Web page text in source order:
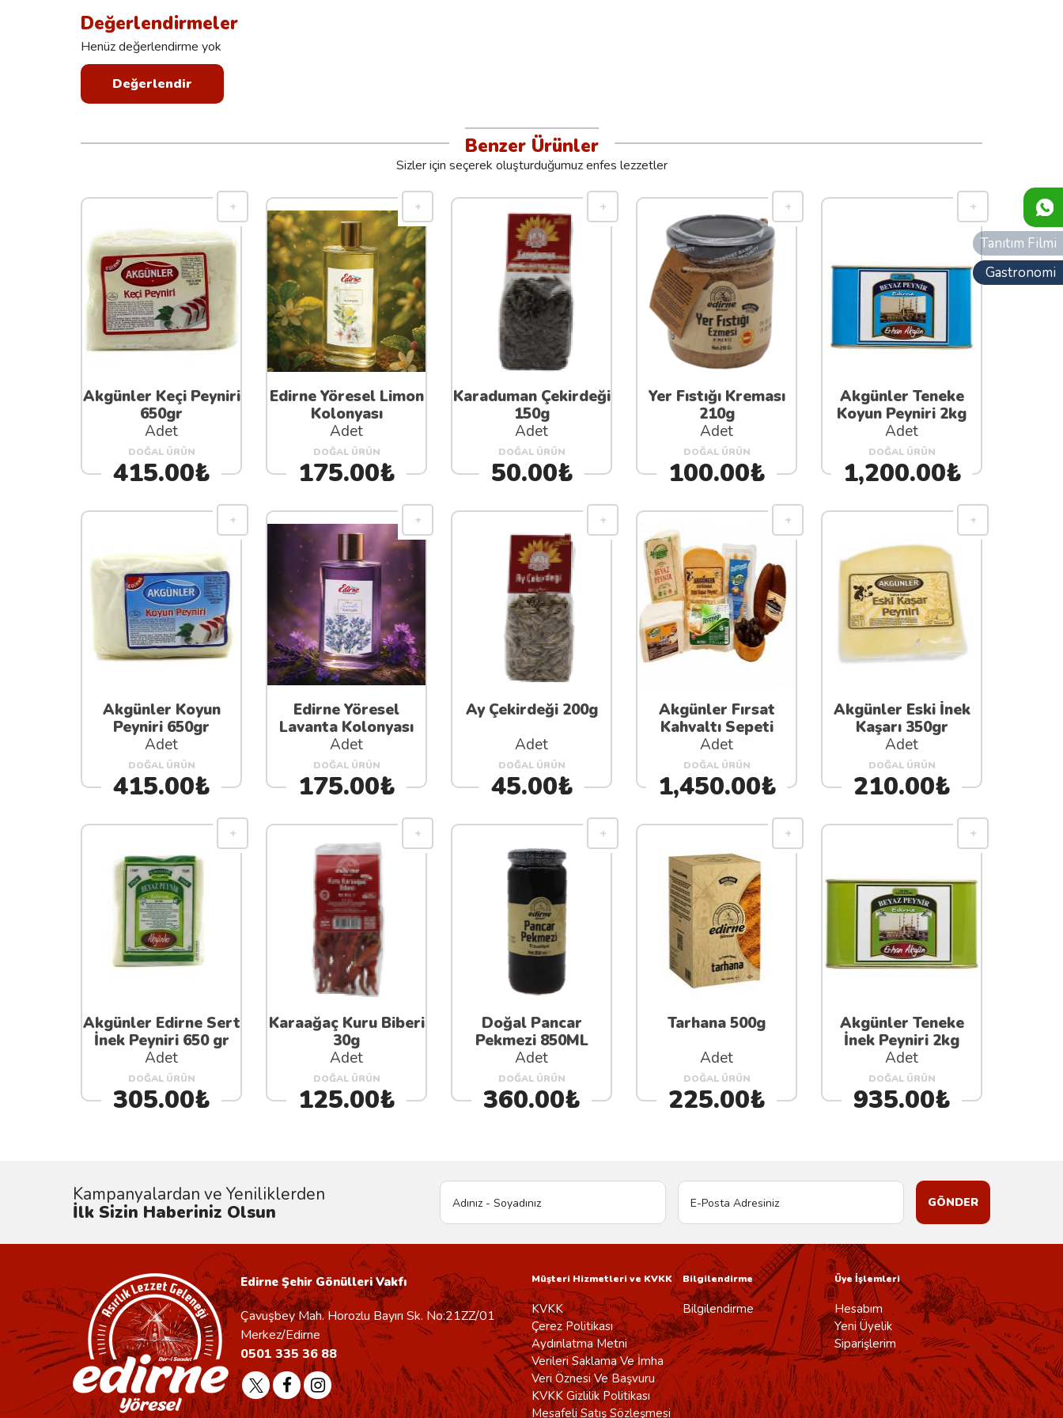
Değerlendirmeler
Henüz değerlendirme yok
Değerlendir
Benzer Ürünler
Sizler için seçerek oluşturduğumuz enfes lezzetler
Akgünler Keçi Peyniri
650gr
Adet
DOĞAL ÜRÜN
415.00₺
Edirne Yöresel Limon
Kolonyası
Adet
DOĞAL ÜRÜN
175.00₺
Karaduman Çekirdeği
150g
Adet
DOĞAL ÜRÜN
50.00₺
Yer Fıstığı Kreması
210g
Adet
DOĞAL ÜRÜN
100.00₺
Akgünler Teneke
Koyun Peyniri 2kg
Adet
DOĞAL ÜRÜN
1,200.00₺
Akgünler Koyun
Peyniri 650gr
Adet
DOĞAL ÜRÜN
415.00₺
Edirne Yöresel
Lavanta Kolonyası
Adet
DOĞAL ÜRÜN
175.00₺
Ay Çekirdeği 200g
Adet
DOĞAL ÜRÜN
45.00₺
Akgünler Fırsat
Kahvaltı Sepeti
Adet
DOĞAL ÜRÜN
1,450.00₺
Akgünler Eski İnek
Kaşarı 350gr
Adet
DOĞAL ÜRÜN
210.00₺
Akgünler Edirne Sert
İnek Peyniri 650 gr
Adet
DOĞAL ÜRÜN
305.00₺
Karaağaç Kuru Biberi
30g
Adet
DOĞAL ÜRÜN
125.00₺
Doğal Pancar
Pekmezi 850ML
Adet
DOĞAL ÜRÜN
360.00₺
Tarhana 500g
Adet
DOĞAL ÜRÜN
225.00₺
Akgünler Teneke
İnek Peyniri 2kg
Adet
DOĞAL ÜRÜN
935.00₺
Tanıtım Filmi
Gastronomi
Kampanyalardan ve Yeniliklerden
İlk Sizin Haberiniz Olsun
GÖNDER
Edirne Şehir Gönülleri Vakfı
Çavuşbey Mah. Horozlu Bayırı Sk. No:21ZZ/01
Merkez/Edirne
0501 335 36 88
Müşteri Hizmetleri ve KVKK
KVKK
Çerez Politikası
Aydınlatma Metni
Verileri Saklama Ve İmha
Veri Öznesi Ve Başvuru
KVKK Gizlilik Politikası
Mesafeli Satış Sözleşmesi
Bilgilendirme
Bilgilendirme
Üye İşlemleri
Hesabım
Yeni Üyelik
Siparişlerim